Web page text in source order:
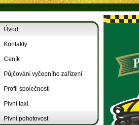
Úvod
Kontakty
Ceník
Půjčování vyčepního zařízení
Profil společnosti
Pivní taxi
Pivní pohotovost